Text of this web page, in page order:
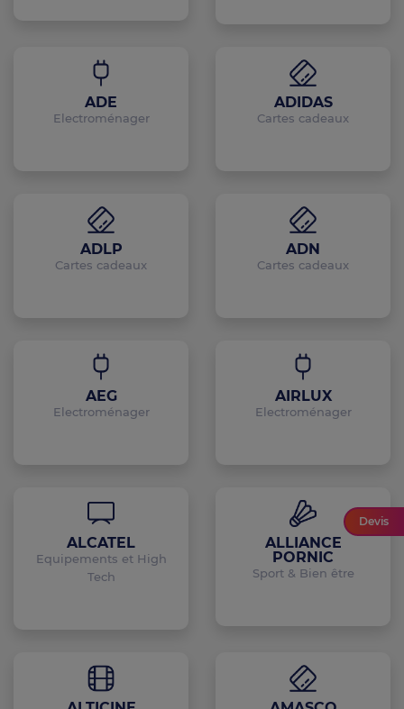
ADE
Electroménager
ADIDAS
Cartes cadeaux
ADLP
Cartes cadeaux
ADN
Cartes cadeaux
AEG
Electroménager
AIRLUX
Electroménager
ALCATEL
Equipements et High
Tech
ALLIANCE
PORNIC
Sport & Bien être
Devis